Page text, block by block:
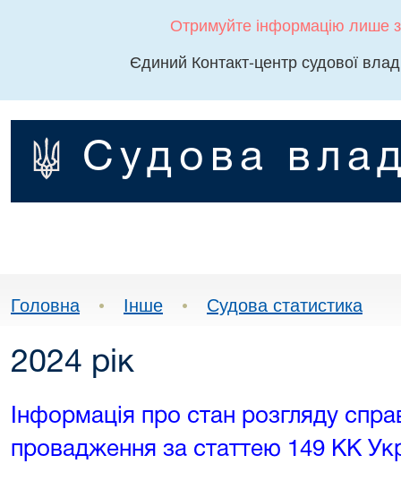
Отримуйте інформацію лише
Єдиний Контакт-центр судової
Судова
Головна • Інше • Судова статистика
2024 рік
Інформація про стан розгляду
провадження за статтею 149 КК